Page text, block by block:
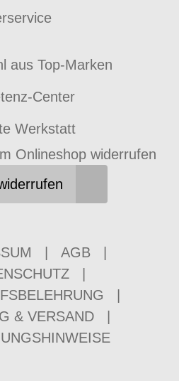
aus Top-Marken
Center
Werkstatt
Onlineshop widerrufen
AGB
& VERSAND